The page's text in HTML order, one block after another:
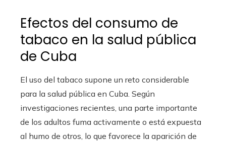
Efectos del consumo de
tabaco en la salud pública
de Cuba
El uso del tabaco supone un reto considerable
para la salud pública en Cuba. Según
investigaciones recientes, una parte importante
de los adultos fuma activamente o está expuesta
al humo de otros, lo que favorece la aparición de